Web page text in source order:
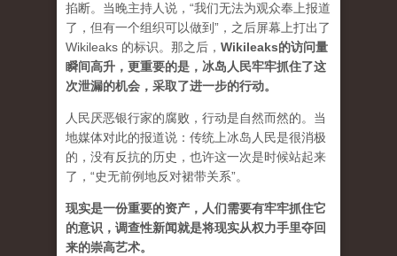
掐断。当晚主持人说，“我们无法为观众奉上报道
了，但有一个组织可以做到”，之后屏幕上打出了
Wikileaks 的标识。那之后， Wikileaks的访问量
瞬间高升，更重要的是，冰岛人民牢牢抓住了这
次泄漏的机会，采取了进一步的行动。
人民厌恶银行家的腐败，行动是自然而然的。当
地媒体对此的报道说：传统上冰岛人民是很消极
的，没有反抗的历史，也许这一次是时候站起来
了，“史无前例地反对裙带关系”。
现实是一份重要的资产，人们需要有牢牢抓住它
的意识，调查性新闻就是将现实从权力手里夺回
来的崇高艺术。